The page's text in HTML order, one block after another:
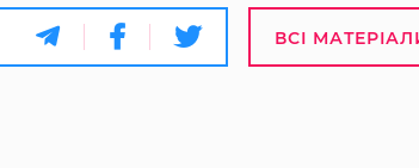
ВСІ